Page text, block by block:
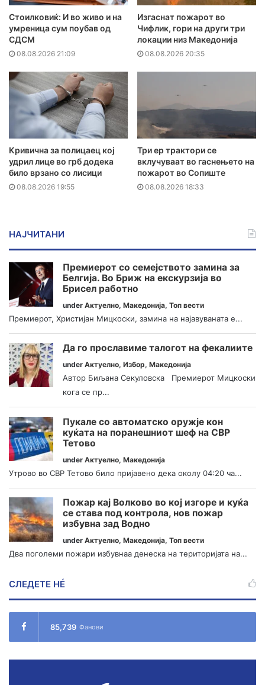
Стоилковиќ: И во живо и на
умреница сум поубав од
СДСМ
08.08.2026 21:09
Изгаснат пожарот во
Чифлик, гори на други три
локации низ Македонија
08.08.2026 20:35
Кривична за полицаец кој
удрил лице во грб додека
било врзано со лисици
08.08.2026 19:55
Три ер трактори се
вклучуваат во гаснењето на
пожарот во Сопиште
08.08.2026 18:33
НАЈЧИТАНИ
Премиерот со семејството замина за
Белгија. Во Бриж на екскурзија во
Брисел работно
under Актуелно, Македонија, Топ вести
Премиерот, Христијан Мицкоски, замина на најавуваната е...
Да го прославиме талогот на фекалиите
under Актуелно, Избор, Македонија
Автор Биљана Секуловска Премиерот Мицкоски
кога се пр...
Пукале со автоматско оружје кон
куќата на поранешниот шеф на СВР
Тетово
under Актуелно, Македонија
Утрово во СВР Тетово било пријавено дека околу 04:20 ча...
Пожар кај Волково во кој изгоре и куќа
се става под контрола, нов пожар
избувна зад Водно
under Актуелно, Македонија, Топ вести
Два поголеми пожари избувнаа денеска на територијата на...
СЛЕДЕТЕ НÉ
85,739 Фанови